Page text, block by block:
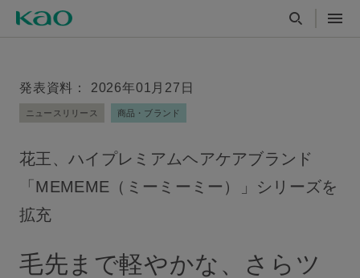
発表資料： 2026年01月27日
ニュースリリース 商品・ブランド
花王、ハイプレミアムヘアケアブランド
「MEMEME（ミーミーミー）」シリーズを
拡充
毛先まで軽やかな、さらツ